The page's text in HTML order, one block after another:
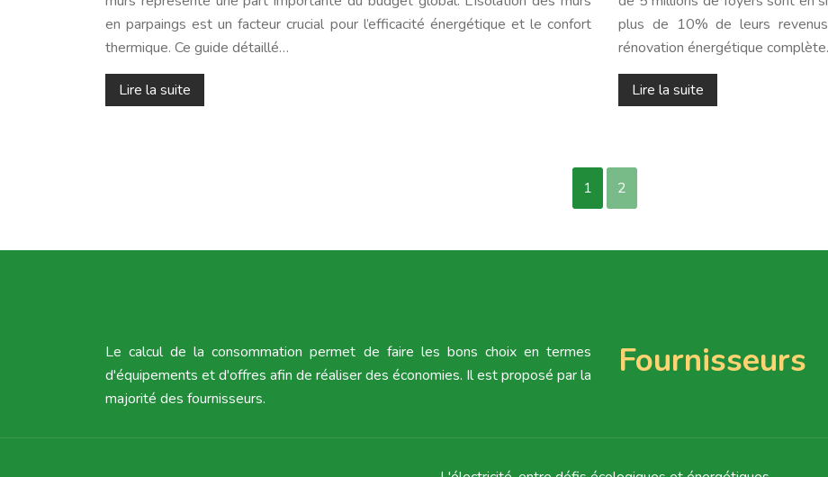
en parpaings est un facteur crucial pour l’efficacité énergétique et le confort
thermique. Ce guide détaillé…
Lire la suite
plus de 10% de leurs
rénovation énergétique
Lire la suite
1 2
Le calcul de la consommation permet de faire les bons choix en termes
d'équipements et d'offres afin de réaliser des économies. Il est proposé par la
majorité des fournisseurs.
Fournisseurs